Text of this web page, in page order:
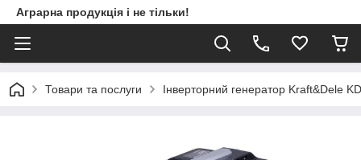
Аграрна продукція і не тільки!
Товари та послуги Інверторний генератор Kraft&Dele